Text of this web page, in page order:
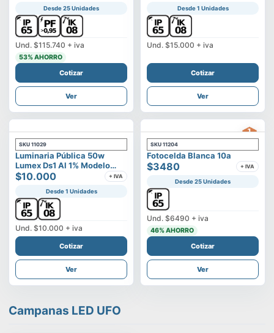
Desde 25 Unidades
Und. $115.740 + iva
53% AHORRO
Cotizar
Ver
Desde 1 Unidades
Und. $15.000 + iva
Cotizar
Ver
SKU 11029
Luminaria Pública 50w
Lumex Ds1 Al 1% Modelo
Vega
$10.000 + IVA
Desde 1 Unidades
Und. $10.000 + iva
Cotizar
Ver
SKU 11204
Fotocelda Blanca 10a
$3480 + IVA
Desde 25 Unidades
Und. $6490 + iva
46% AHORRO
Cotizar
Ver
Campanas LED UFO